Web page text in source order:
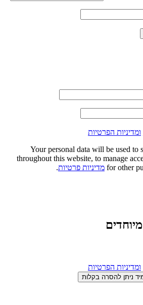
ומדיניות הפרטיות
Your personal data will be used to
throughout this website, to manage
for other מדיניות פרטיות.
ומדיניות הפרטיות
ניתן להסרה בקלות